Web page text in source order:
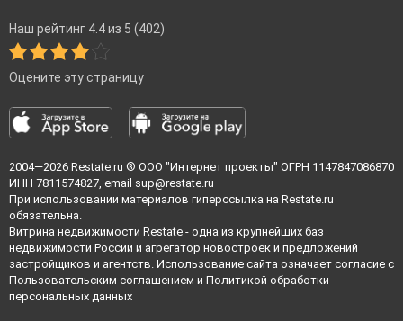
Наш рейтинг 4.4 из 5 (402)
Оцените эту страницу
2004—2026 Restate.ru ® ООО "Интернет проекты" ОГРН 1147847086870
ИНН 7811574827, email sup@restate.ru
При использовании материалов гиперссылка на Restate.ru
обязательна.
Витрина недвижимости Restate - одна из крупнейших баз
недвижимости России и агрегатор новостроек и предложений
застройщиков и агентств. Использование сайта означает согласие с
Пользовательским соглашением и Политикой обработки
персональных данных